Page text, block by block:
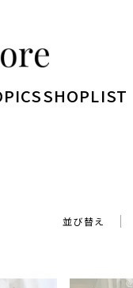
SHOPLIST
並び替え